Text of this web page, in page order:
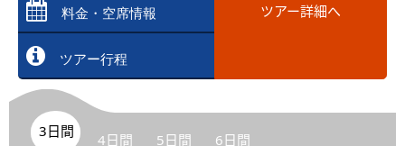
料金・空席情報
ツアー行程
ツアー詳細へ
3日間 4日間 5日間 6日間